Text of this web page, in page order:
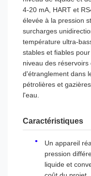
4-20 mA, HART et
élevée à la pression
surcharges
température ultra-
stables et fiables
niveau des
d'étranglement dans
pétrolières et
l'eau.
Caractéristiques
Un appareil
pression
liquide et